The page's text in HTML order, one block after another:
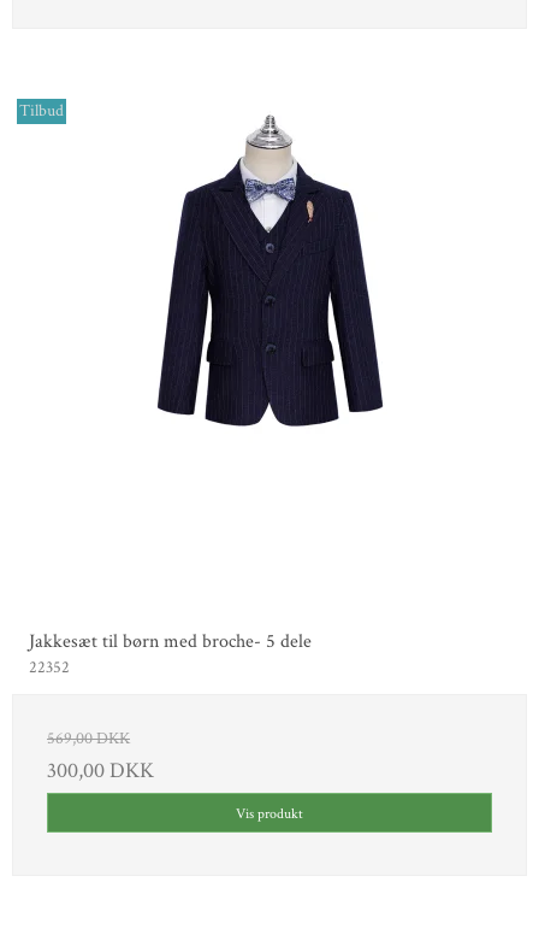
Tilbud
Jakkesæt til børn med broche- 5 dele
22352
569,00 DKK
300,00 DKK
Vis produkt